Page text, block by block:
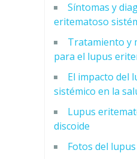
Síntomas y
eritematoso
Tratamiento y
para el lupus
El impacto del
sistémico en la
Lupus
discoide
Fotos del